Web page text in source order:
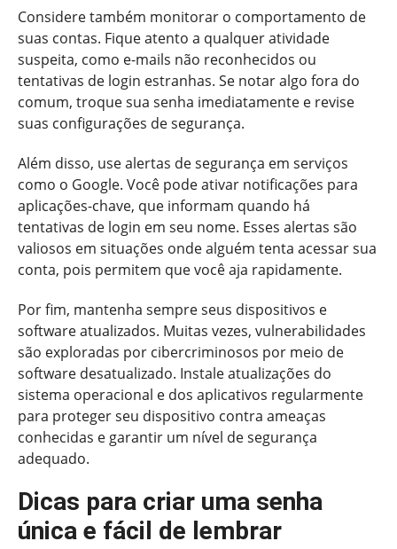
Considere também monitorar o comportamento de
suas contas. Fique atento a qualquer atividade
suspeita, como e-mails não reconhecidos ou
tentativas de login estranhas. Se notar algo fora do
comum, troque sua senha imediatamente e revise
suas configurações de segurança.
Além disso, use alertas de segurança em serviços
como o Google. Você pode ativar notificações para
aplicações-chave, que informam quando há
tentativas de login em seu nome. Esses alertas são
valiosos em situações onde alguém tenta acessar sua
conta, pois permitem que você aja rapidamente.
Por fim, mantenha sempre seus dispositivos e
software atualizados. Muitas vezes, vulnerabilidades
são exploradas por cibercriminosos por meio de
software desatualizado. Instale atualizações do
sistema operacional e dos aplicativos regularmente
para proteger seu dispositivo contra ameaças
conhecidas e garantir um nível de segurança
adequado.
Dicas para criar uma senha
única e fácil de lembrar